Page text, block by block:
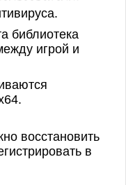
библиотека
игрой и
восстановить
в